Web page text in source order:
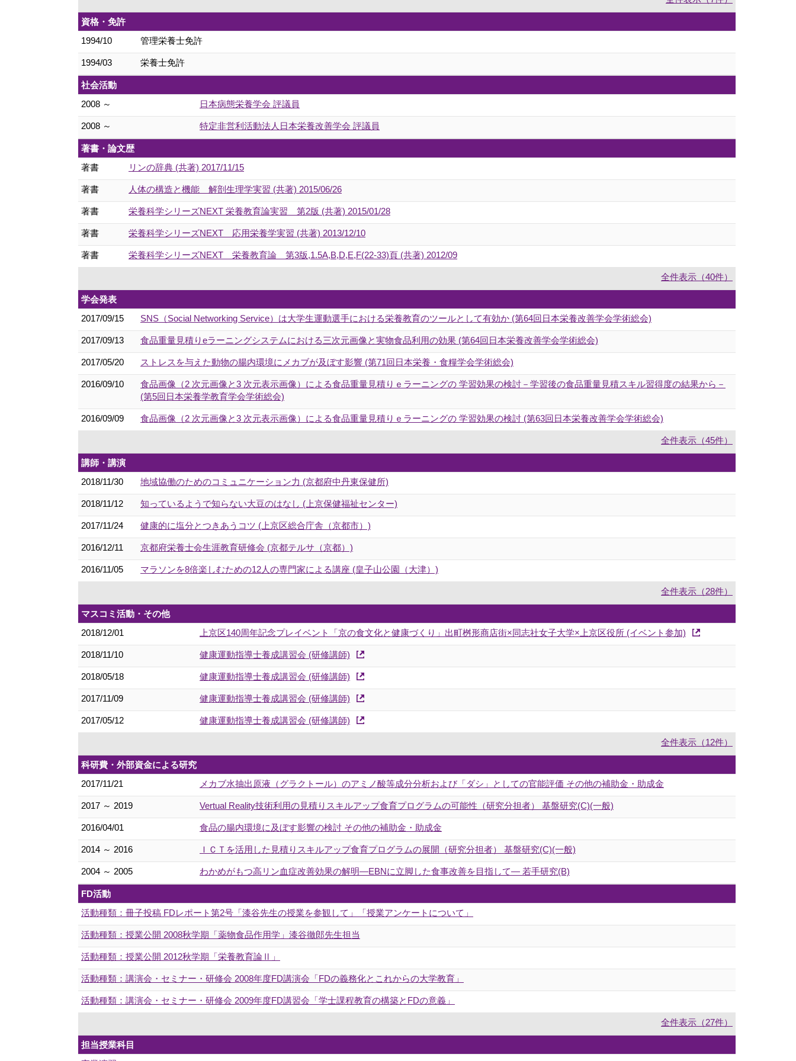
資格・免許
1994/10
管理栄養士免許
1994/03 栄養士免許
社会活動
2008 ～
日本病態栄養学会 評議員
2008 ～ 特定非営利活動法人日本栄養改善学会 評議員
著書・論文歴
著書
リンの辞典 (共著) 2017/11/15
著書 人体の構造と機能 解剖生理学実習 (共著) 2015/06/26
著書 栄養科学シリーズNEXT 栄養教育論実習 第2版 (共著) 2015/01/28
著書 栄養科学シリーズNEXT 応用栄養学実習 (共著) 2013/12/10
著書 栄養科学シリーズNEXT 栄養教育論 第3版,1.5A,B,D,E,F(22-33)頁 (共著) 2012/09
全件表示（40件）
学会発表
2017/09/15
SNS（Social Networking Service）は大学生運動選手における栄養教育のツールとして有効か (第64回日本栄養改善学会学術総会)
2017/09/13 食品重量見積りeラーニングシステムにおける三次元画像と実物食品利用の効果 (第64回日本栄養改善学会学術総会)
2017/05/20 ストレスを与えた動物の腸内環境にメカブが及ぼす影響 (第71回日本栄養・食糧学会学術総会)
2016/09/10
食品画像（2 次元画像と3 次元表示画像）による食品重量見積りｅラーニングの 学習効果の検討－学習後の食品重量見積スキル習得度の結果から－
(第5回日本栄養学教育学会学術総会)
2016/09/09 食品画像（2 次元画像と3 次元表示画像）による食品重量見積りｅラーニングの 学習効果の検討 (第63回日本栄養改善学会学術総会)
全件表示（45件）
講師・講演
2018/11/30
地域協働のためのコミュニケーション力 (京都府中丹東保健所)
2018/11/12 知っているようで知らない大豆のはなし (上京保健福祉センター)
2017/11/24 健康的に塩分とつきあうコツ (上京区総合庁舎（京都市）)
2016/12/11 京都府栄養士会生涯教育研修会 (京都テルサ（京都）)
2016/11/05 マラソンを8倍楽しむための12人の専門家による講座 (皇子山公園（大津）)
全件表示（28件）
マスコミ活動・その他
2018/12/01
上京区140周年記念プレイベント「京の食文化と健康づくり」出町桝形商店街×同志社女子大学×上京区役所 (イベント参加)
2018/11/10 健康運動指導士養成講習会 (研修講師)
2018/05/18 健康運動指導士養成講習会 (研修講師)
2017/11/09 健康運動指導士養成講習会 (研修講師)
2017/05/12 健康運動指導士養成講習会 (研修講師)
全件表示（12件）
科研費・外部資金による研究
2017/11/21
メカブ水抽出原液（グラクトール）のアミノ酸等成分分析および「ダシ」としての官能評価 その他の補助金・助成金
2017 ～ 2019 Vertual Reality技術利用の見積りスキルアップ食育プログラムの可能性（研究分担者） 基盤研究(C)(一般)
2016/04/01 食品の腸内環境に及ぼす影響の検討 その他の補助金・助成金
2014 ～ 2016 ＩＣＴを活用した見積りスキルアップ食育プログラムの展開（研究分担者） 基盤研究(C)(一般)
2004 ～ 2005 わかめがもつ高リン血症改善効果の解明―EBNに立脚した食事改善を目指して― 若手研究(B)
FD活動
活動種類：冊子投稿 FDレポート第2号「漆谷先生の授業を参観して」「授業アンケートについて」
活動種類：授業公開 2008秋学期「薬物食品作用学」漆谷徹郎先生担当
活動種類：授業公開 2012秋学期「栄養教育論Ⅱ」
活動種類：講演会・セミナー・研修会 2008年度FD講演会「FDの義務化とこれからの大学教育」
活動種類：講演会・セミナー・研修会 2009年度FD講習会「学士課程教育の構築とFDの意義」
全件表示（27件）
担当授業科目